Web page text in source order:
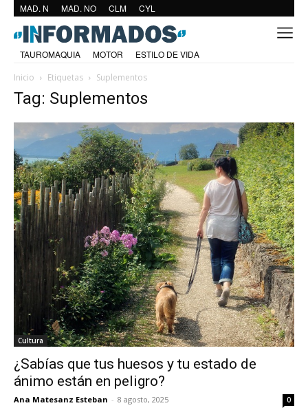
MAD. N MAD. NO CLM CYL
TAUROMAQUIA MOTOR
ESTILO DE VIDA
Inicio
Etiquetas Suplementos
Tag: Suplementos
Cultura
¿Sabías que tus huesos y tu estado de
ánimo están en peligro?
Ana Matesanz Esteban - 8 agosto, 2025 0